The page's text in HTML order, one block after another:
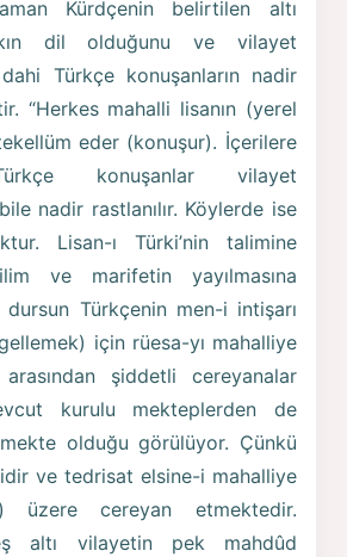
Kürdçenin belirtilen altı
dil olduğunu ve vilayet
Türkçe konuşanların nadir
“Herkes mahalli lisanın (yerel
eder (konuşur). İçerilere
konuşanlar vilayet
nadir rastlanılır. Köylerde ise
Lisan-ı Türki’nin talimine
ve marifetin yayılmasına
dursun Türkçenin men-i intişarı
için rüesa-yı mahalliye
şiddetli cereyanalar
kurulu mekteplerden de
olduğu görülüyor. Çünkü
ve tedrisat elsine-i mahalliye
üzere cereyan etmektedir.
altı vilayetin pek mahdûd